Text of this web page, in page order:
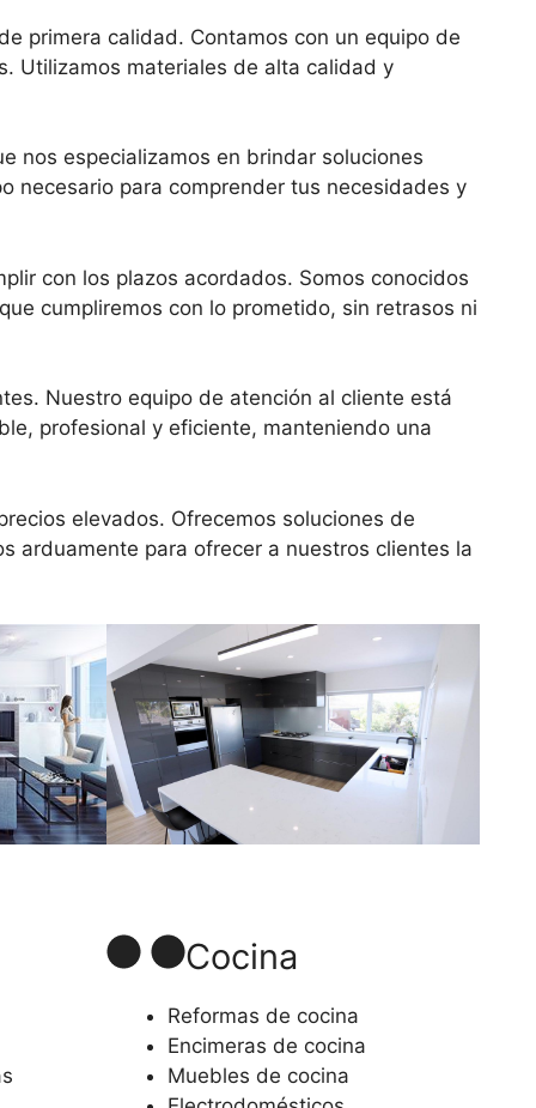
primera calidad. Contamos con un equipo de
Utilizamos materiales de alta calidad y
nos especializamos en brindar soluciones
necesario para comprender tus necesidades y
con los plazos acordados. Somos conocidos
cumpliremos con lo prometido, sin retrasos ni
Nuestro equipo de atención al cliente está
profesional y eficiente, manteniendo una
elevados. Ofrecemos soluciones de
arduamente para ofrecer a nuestros clientes la
Cocina
Reformas de cocina
Encimeras de cocina
Muebles de cocina